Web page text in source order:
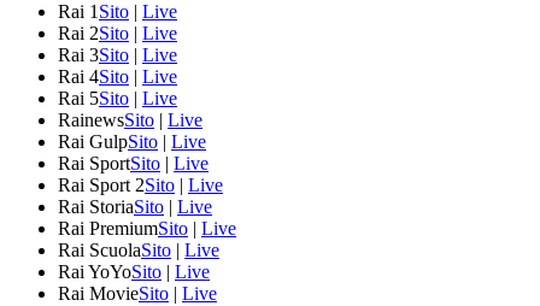
Rai 1 Sito | Live
Rai 2Sito | Live
Rai 3Sito | Live
Rai 4Sito | Live
Rai 5Sito | Live
RainewsSito | Live
Rai GulpSito | Live
Rai SportSito | Live
Rai Sport 2Sito | Live
Rai StoriaSito | Live
Rai PremiumSito | Live
Rai ScuolaSito | Live
Rai YoYoSito | Live
Rai MovieSito | Live